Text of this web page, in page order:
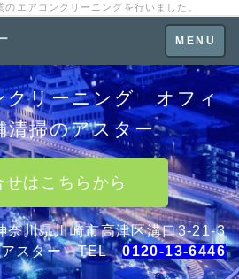
エアコンクリーニングを行いました。
Toggle
navigation
MENU
クリーニング オフィ
清掃のアスター
せはこちらから
川県川崎市高津区溝口3-21-3
アスター TEL0120-13-6446